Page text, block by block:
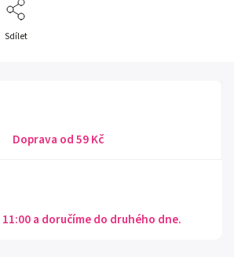
Sdílet
Doprava od 59 Kč
a doručíme do druhého dne.